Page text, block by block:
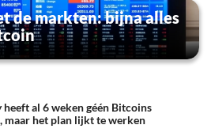
de markten: bijna alles
heeft al 6 weken géén Bitcoins
maar het plan lijkt te werken